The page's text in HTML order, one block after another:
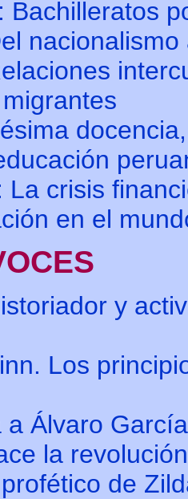
Bachilleratos
La crisis
en el
y
Los
a Álvaro
la
de